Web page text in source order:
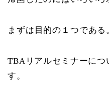
まずは目的の１つである
TBAリアルセミナーにつ
す。